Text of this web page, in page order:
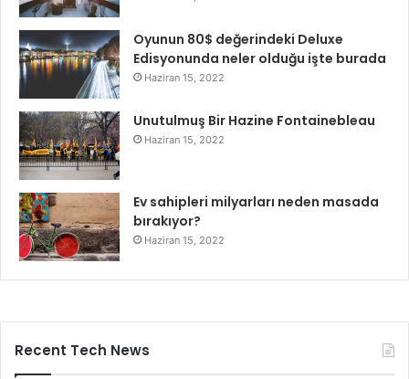
Oyunun 80$ değerindeki Deluxe
Edisyonunda neler olduğu işte burada
Haziran 15, 2022
Unutulmuş Bir Hazine Fontainebleau
Haziran 15, 2022
Ev sahipleri milyarları neden masada
bırakıyor?
Haziran 15, 2022
Recent Tech News